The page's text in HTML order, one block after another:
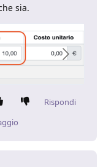
sia.
Rispondi